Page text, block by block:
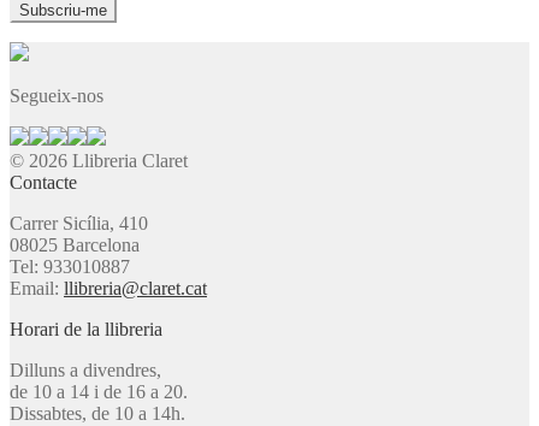
Segueix-nos
© 2026 Llibreria Claret
Contacte
Carrer Sicília, 410
08025 Barcelona
Tel: 933010887
Email: llibreria@claret.cat
Horari de la llibreria
Dilluns a divendres,
de 10 a 14 i de 16 a 20.
Dissabtes, de 10 a 14h.